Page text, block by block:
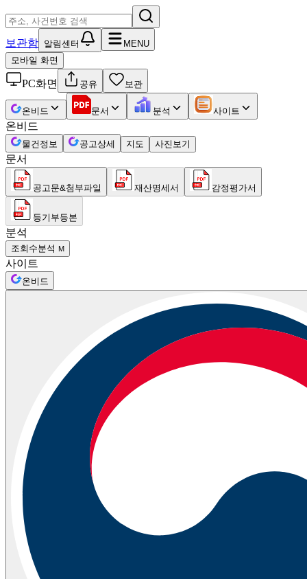
보관함 알림센터
MENU
모바일 화면
PC화면 공유 보관
온비드 문서 분석 사이트
온비드
물건정보 공고상세 지도 사진보기
문서
공고문&첨부파일 재산명세서 감정평가서
등기부등본
분석
조회수분석 M
사이트
온비드